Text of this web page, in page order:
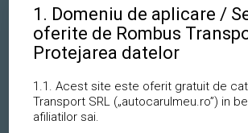
1. Domeniu de aplicare /
oferite de Rombus
Protejarea datelor
1.1. Acest site este oferit gratuit de
Transport SRL („autocarulmeu.ro”) in
afiliatilor sai.